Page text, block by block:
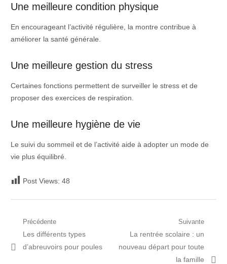
Une meilleure condition physique
En encourageant l’activité régulière, la montre contribue à
améliorer la santé générale.
Une meilleure gestion du stress
Certaines fonctions permettent de surveiller le stress et de
proposer des exercices de respiration.
Une meilleure hygiène de vie
Le suivi du sommeil et de l’activité aide à adopter un mode de
vie plus équilibré.
Post Views: 48
Navigation
de
Précédente
Post
précédent:
Les différents types
d’abreuvoirs pour poules
Suivante
Prochain
article:
La rentrée scolaire : un
nouveau départ pour toute
la famille